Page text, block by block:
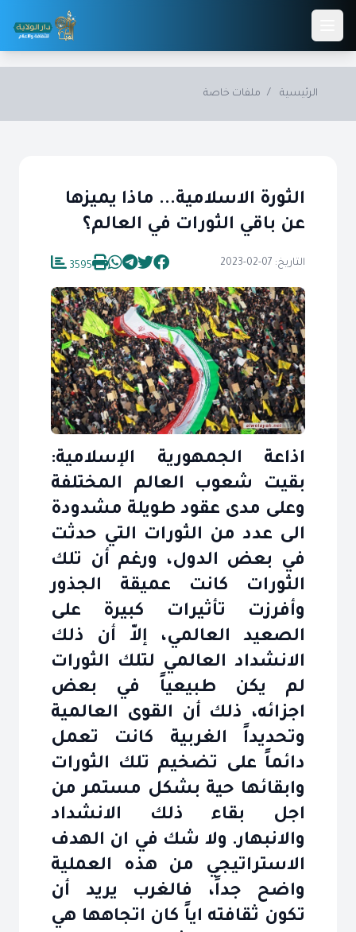
Skip to main content
الرئيسية / ملفات خاصة
الثورة الاسلامية... ماذا يميزها
عن باقي الثورات في العالم؟
التاريخ: 07-02-2023 3595
اذاعة الجمهورية الإسلامية:
بقيت شعوب العالم المختلفة
وعلى مدى عقود طويلة مشدودة
الى عدد من الثورات التي حدثت
في بعض الدول، ورغم أن تلك
الثورات كانت عميقة الجذور
وأفرزت تأثيرات كبيرة على
الصعيد العالمي، إلاّ أن ذلك
الانشداد العالمي لتلك الثورات
لم يكن طبيعياً في بعض
اجزائه، ذلك أن القوى العالمية
وتحديداً الغربية كانت تعمل
دائماً على تضخيم تلك الثورات
وابقائها حية بشكل مستمر من
اجل بقاء ذلك الانشداد
والانبهار. ولا شك في ان الهدف
الاستراتيجي من هذه العملية
واضح جداً، فالغرب يريد أن
تكون ثقافته اياً كان اتجاهها هي